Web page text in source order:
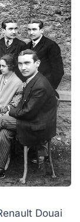
Douai